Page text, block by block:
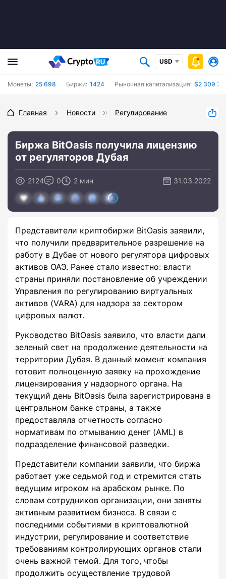
USD
Монеты: 25 698 Биржи: 1424 Рыночная капитализация: $2 309
Главная Новости Регулирование
Биржа BitOasis получила лицензию
от регуляторов Дубая
2124 0 2 мин 31.03.2022
Представители криптобиржи BitOasis заявили,
что получили предварительное разрешение на
работу в Дубае от нового регулятора цифровых
активов ОАЭ. Ранее стало известно: власти
страны приняли постановление об учреждении
Управления по регулированию виртуальных
активов (VARA) для надзора за сектором
цифровых валют.
Руководство BitOasis заявило, что власти дали
зеленый свет на продолжение деятельности на
территории Дубая. В данный момент компания
готовит полноценную заявку на прохождение
лицензирования у надзорного органа. На
текущий день BitOasis была зарегистрирована в
центральном банке страны, а также
предоставляла отчетность согласно
нормативам по отмыванию денег (AML) в
подразделение финансовой разведки.
Представители компании заявили, что биржа
работает уже седьмой год и стремится стать
ведущим игроком на арабском рынке. По
словам сотрудников организации, они заняты
активным развитием бизнеса. В связи с
последними событиями в криптовалютной
индустрии, регулирование и соответствие
требованиям контролирующих органов стали
очень важной темой. Для того, чтобы
продолжить осуществление трудовой